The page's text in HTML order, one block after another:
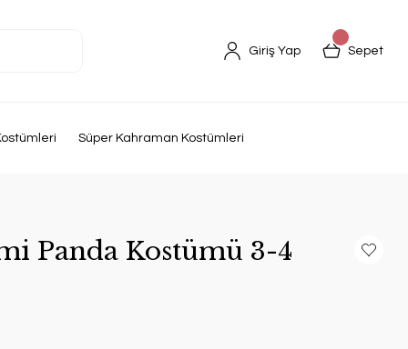
Giriş Yap Sepet
Süper Kahraman Kostümleri
Panda Kostümü 3-4